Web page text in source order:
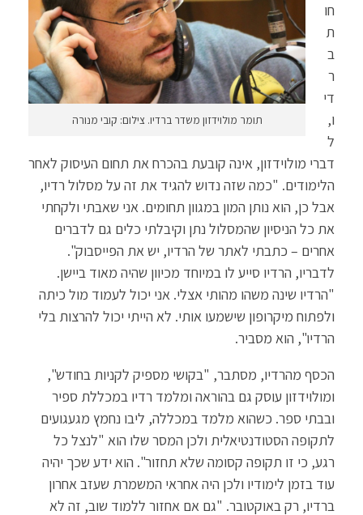
תומר מולוידזון משדר ברדיו. צילום: קובי מנורה
חו
ת
ב
ר
די
ו,
ל
דברי מולוידזון, אינה קובעת בהכרח את תחום העיסוק לאחר
הלימודים. "כמה שזה נדוש להגיד את זה על מסלול רדיו,
אבל כן, הוא נותן המון במגוון תחומים. אני שאבתי ולקחתי
את כל הניסיון שהמסלול נתן וקיבלתי כלים גם לדברים
אחרים – כתבתי לאתר של הרדיו, יש את הפייסבוק".
לדבריו, הרדיו סייע לו במיוחד מכיוון שהיה מאוד ביישן.
"הרדיו שינה משהו מהותי אצלי. אני יכול לעמוד מול כיתה
ולפתוח מיקרופון שישמעו אותי. לא הייתי יכול להרצות בלי
הרדיו", הוא מסביר.
הכסף מהרדיו, מסתבר, "בקושי מספיק לקניות בחודש",
ומולוידזון עוסק גם בהוראה ומלמד רדיו במכללת ספיר
ובבתי ספר. כשהוא מלמד במכללה, ליבו נחמץ מגעגועים
לתקופה הסטודנטיאלית ולכן המסר שלו הוא "לנצל כל
רגע, כי זו תקופה קסומה שלא תחזור". הוא ידע שכך יהיה
עוד בזמן לימודיו ולכן היה אחראי המשמרת שעזב אחרון
ברדיו, רק באוקטובר. "גם אם אחזור ללמוד שוב, זה לא